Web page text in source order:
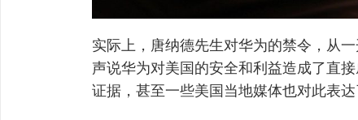
实际上，唐纳德先生对华为的禁令，从
声说华为对美国的安全和利益造成了直
证据，甚至一些美国当地媒体也对此表达